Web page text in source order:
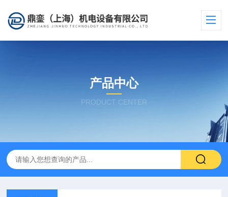
产品中心
PRODUCT CENTER